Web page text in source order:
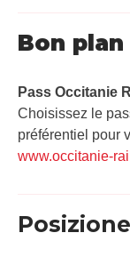
Bon plan
Pass Occitanie
Choisissez le
préférentiel pour
www.occitanie-
Posizione